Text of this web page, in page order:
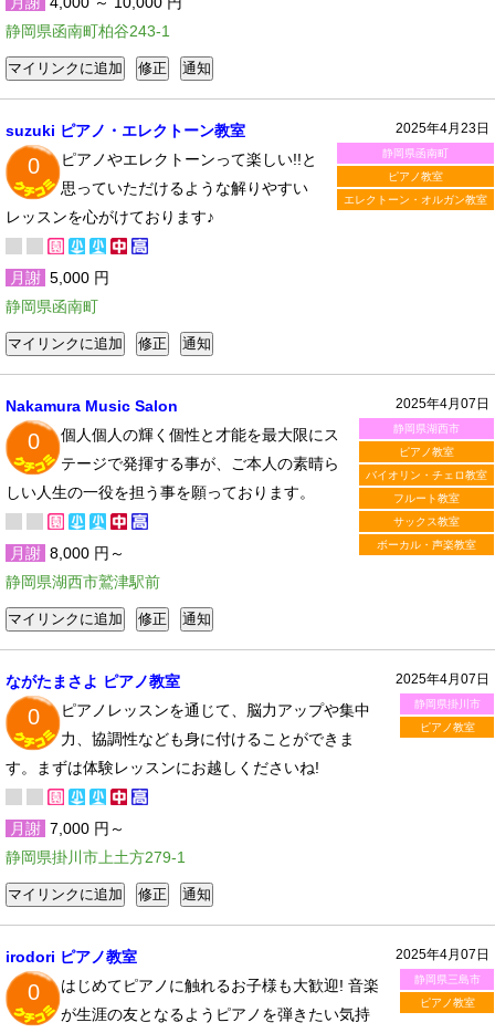
静岡県函南町柏谷243-1
2025年4月23日
静岡県函南町
ピアノ教室
エレクトーン・オルガン教室
suzuki ピアノ・エレクトーン教室
0
ピアノやエレクトーンって楽しい!!と
思っていただけるような解りやすい
レッスンを心がけております♪
月謝 5,000 円
静岡県函南町
2025年4月07日
静岡県湖西市
ピアノ教室
バイオリン・チェロ教室
フルート教室
サックス教室
ボーカル・声楽教室
Nakamura Music Salon
0
個人個人の輝く個性と才能を最大限にス
テージで発揮する事が、ご本人の素晴ら
しい人生の一役を担う事を願っております。
月謝 8,000 円～
静岡県湖西市鷲津駅前
2025年4月07日
静岡県掛川市
ピアノ教室
ながたまさよ ピアノ教室
0
ピアノレッスンを通じて、脳力アップや集中
力、協調性なども身に付けることができま
す。まずは体験レッスンにお越しくださいね!
月謝 7,000 円～
静岡県掛川市上土方279-1
2025年4月07日
静岡県三島市
ピアノ教室
irodori ピアノ教室
0
はじめてピアノに触れるお子様も大歓迎! 音楽
が生涯の友となるようピアノを弾きたい気持